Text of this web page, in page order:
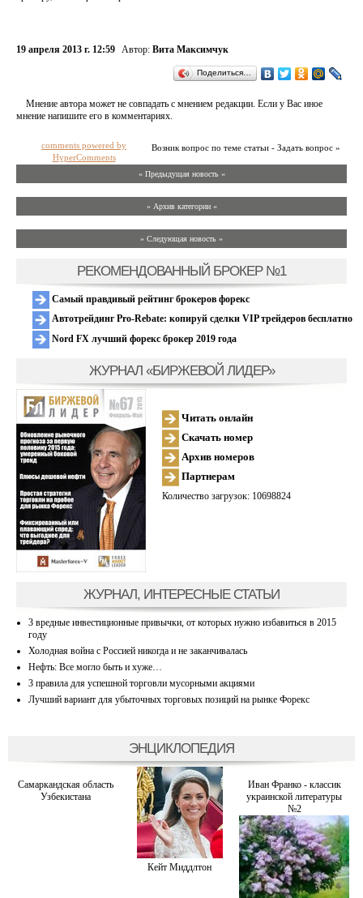
19 апреля 2013 г. 12:59 Автор: Вита Максимчук
Поделиться…
Мнение автора может не совпадать с мнением редакции. Если у Вас иное
мнение напишите его в комментариях.
Возник вопрос по теме статьи - Задать вопрос »
comments powered by
HyperComments
« Предыдущая новость «
» Архив категории «
» Следующая новость »
РЕКОМЕНДОВАННЫЙ БРОКЕР №1
Самый правдивый рейтинг брокеров форекс
Автотрейдинг Pro-Rebate: копируй сделки VIP трейдеров бесплатно
Nord FX лучший форекс брокер 2019 года
ЖУРНАЛ «БИРЖЕВОЙ ЛИДЕР»
Читать онлайн
Скачать номер
Архив номеров
Партнерам
Количество загрузок: 10698824
ЖУРНАЛ, ИНТЕРЕСНЫЕ СТАТЬИ
3 вредные инвестиционные привычки, от которых нужно избавиться в 2015
году
Холодная война с Россией никогда и не заканчивалась
Нефть: Все могло быть и хуже…
3 правила для успешной торговли мусорными акциями
Лучший вариант для убыточных торговых позиций на рынке Форекс
ЭНЦИКЛОПЕДИЯ
Самаркандская область
Узбекистана
Кейт Миддлтон
Иван Франко - классик
украинской литературы
№2